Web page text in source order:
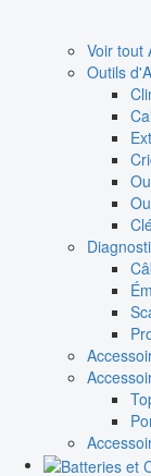
Voir tout
Outils